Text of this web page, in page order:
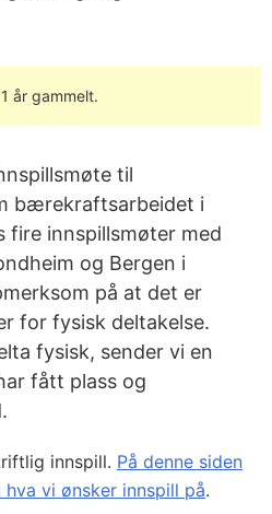
år gammelt.
til
bærekraftsarbeidet i
fire innspillsmøter med
og Bergen i
på at det er
for fysisk deltakelse.
fysisk, sender vi en
fått plass og
innspill. På denne siden
vi ønsker innspill på.